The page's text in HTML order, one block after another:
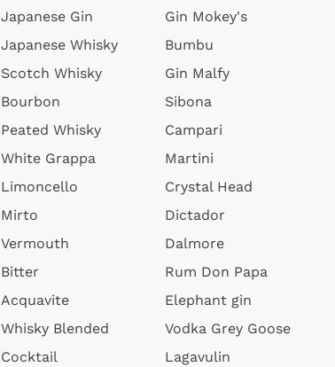
Japanese Gin
Japanese Whisky
Scotch Whisky
Bourbon
Peated Whisky
White Grappa
Limoncello
Mirto
Vermouth
Bitter
Acquavite
Whisky Blended
Cocktail
Gin Mokey's
Bumbu
Gin Malfy
Sibona
Campari
Martini
Crystal Head
Dictador
Dalmore
Rum Don Papa
Elephant gin
Vodka Grey Goose
Lagavulin